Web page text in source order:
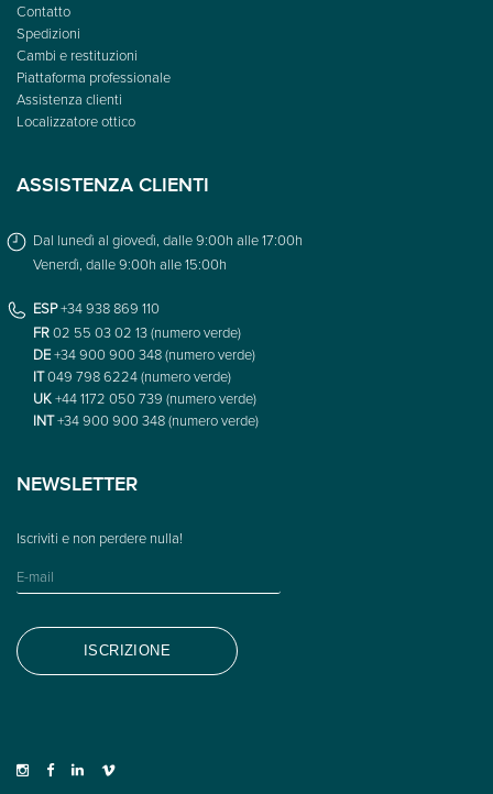
Contatto
Spedizioni
Cambi e restituzioni
Piattaforma professionale
Assistenza clienti
Localizzatore ottico
ASSISTENZA CLIENTI
Dal lunedì al giovedì, dalle 9:00h alle 17:00h
Venerdì, dalle 9:00h alle 15:00h
ESP+34 938 869 110
FR02 55 03 02 13 (numero verde)
DE+34 900 900 348 (numero verde)
IT049 798 6224 (numero verde)
UK+44 1172 050 739 (numero verde)
INT+34 900 900 348 (numero verde)
NEWSLETTER